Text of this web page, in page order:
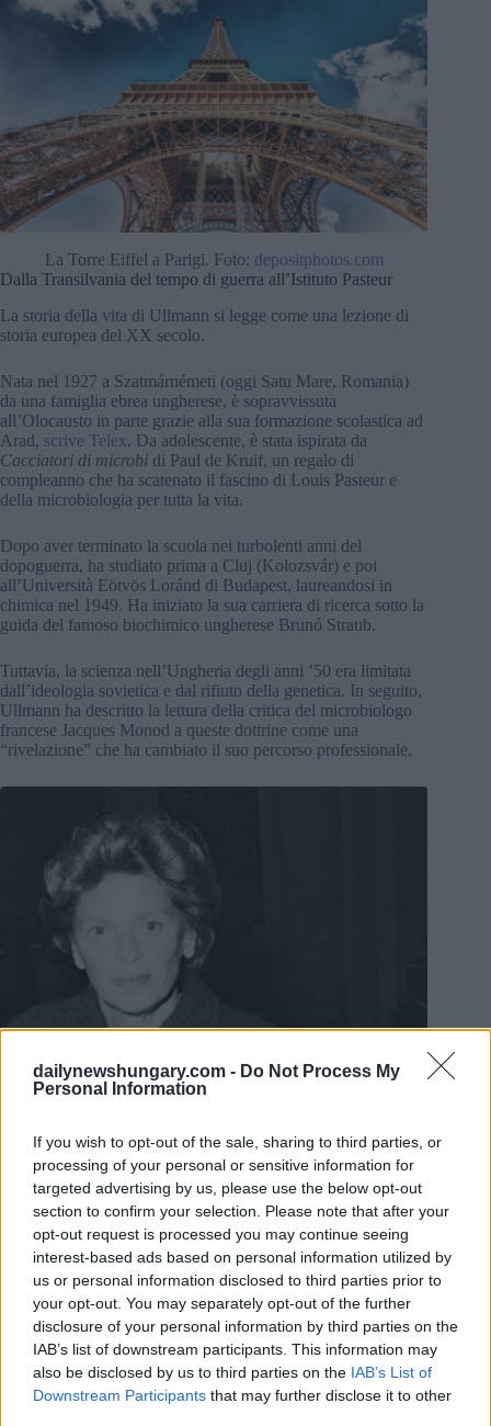
dailynewshungary.com - Do Not Process My
Personal Information
If you wish to opt-out of the sale, sharing to third parties, or
processing of your personal or sensitive information for
targeted advertising by us, please use the below opt-out
section to confirm your selection. Please note that after your
opt-out request is processed you may continue seeing
interest-based ads based on personal information utilized by
us or personal information disclosed to third parties prior to
your opt-out. You may separately opt-out of the further
disclosure of your personal information by third parties on the
IAB’s list of downstream participants. This information may
also be disclosed by us to third parties on the IAB’s List of
Downstream Participants that may further disclose it to other
La Torre Eiffel a Parigi. Foto: depositphotos.com
Dalla Transilvania del tempo di guerra all’Istituto Pasteur
La storia della vita di Ullmann si legge come una lezione di
storia europea del XX secolo.
Nata nel 1927 a Szatmárnémeti (oggi Satu Mare, Romania)
da una famiglia ebrea ungherese, è sopravvissuta
all’Olocausto in parte grazie alla sua formazione scolastica ad
Arad, scrive Telex. Da adolescente, è stata ispirata da
Cacciatori di microbi di Paul de Kruif, un regalo di
compleanno che ha scatenato il fascino di Louis Pasteur e
della microbiologia per tutta la vita.
Dopo aver terminato la scuola nei turbolenti anni del
dopoguerra, ha studiato prima a Cluj (Kolozsvár) e poi
all’Università Eötvös Loránd di Budapest, laureandosi in
chimica nel 1949. Ha iniziato la sua carriera di ricerca sotto la
guida del famoso biochimico ungherese Brunó Straub.
Tuttavia, la scienza nell’Ungheria degli anni ’50 era limitata
dall’ideologia sovietica e dal rifiuto della genetica. In seguito,
Ullmann ha descritto la lettura della critica del microbiologo
francese Jacques Monod a queste dottrine come una
“rivelazione” che ha cambiato il suo percorso professionale.
Ágnes Ullmann. Foto:
Il suo trasferimento in Francia richiese coraggio e ingegno.
Dopo brevi soggiorni di ricerca a Parigi, Ullmann e suo
marito orchestrarono una fuga rischiosa dall’Ungheria nel
1960, nascondendosi nel vano portaoggetti di una roulotte per
attraversare il confine. Una volta a Parigi, entrò a far parte del
prestigioso Istituto Pasteur: proprio l’istituzione che aveva
sognato fin da bambina.
Lì, Ullmann divenne una delle figure di spicco della biologia
molecolare.
In precedenza, era già stata coautrice di due articoli suNature
sull’antibiotico streptomicina. All’Istituto Pasteur, lavorando